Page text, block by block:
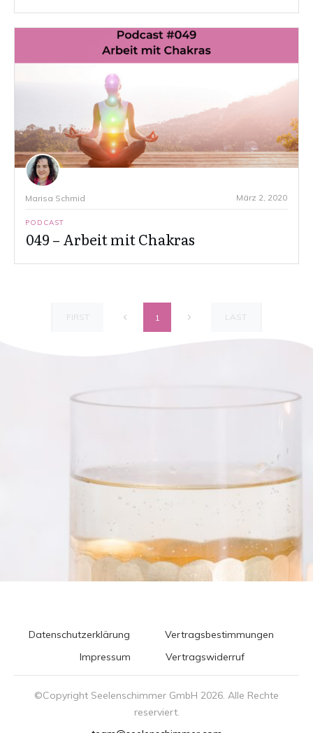
Marisa Schmid März 2, 2020
PODCAST
049 – Arbeit mit Chakras
FIRST 1 LAST
Datenschutzerklärung
Vertragsbestimmungen
Impressum
Vertragswiderruf
©Copyright Seelenschimmer GmbH 2026. Alle Rechte
reserviert.